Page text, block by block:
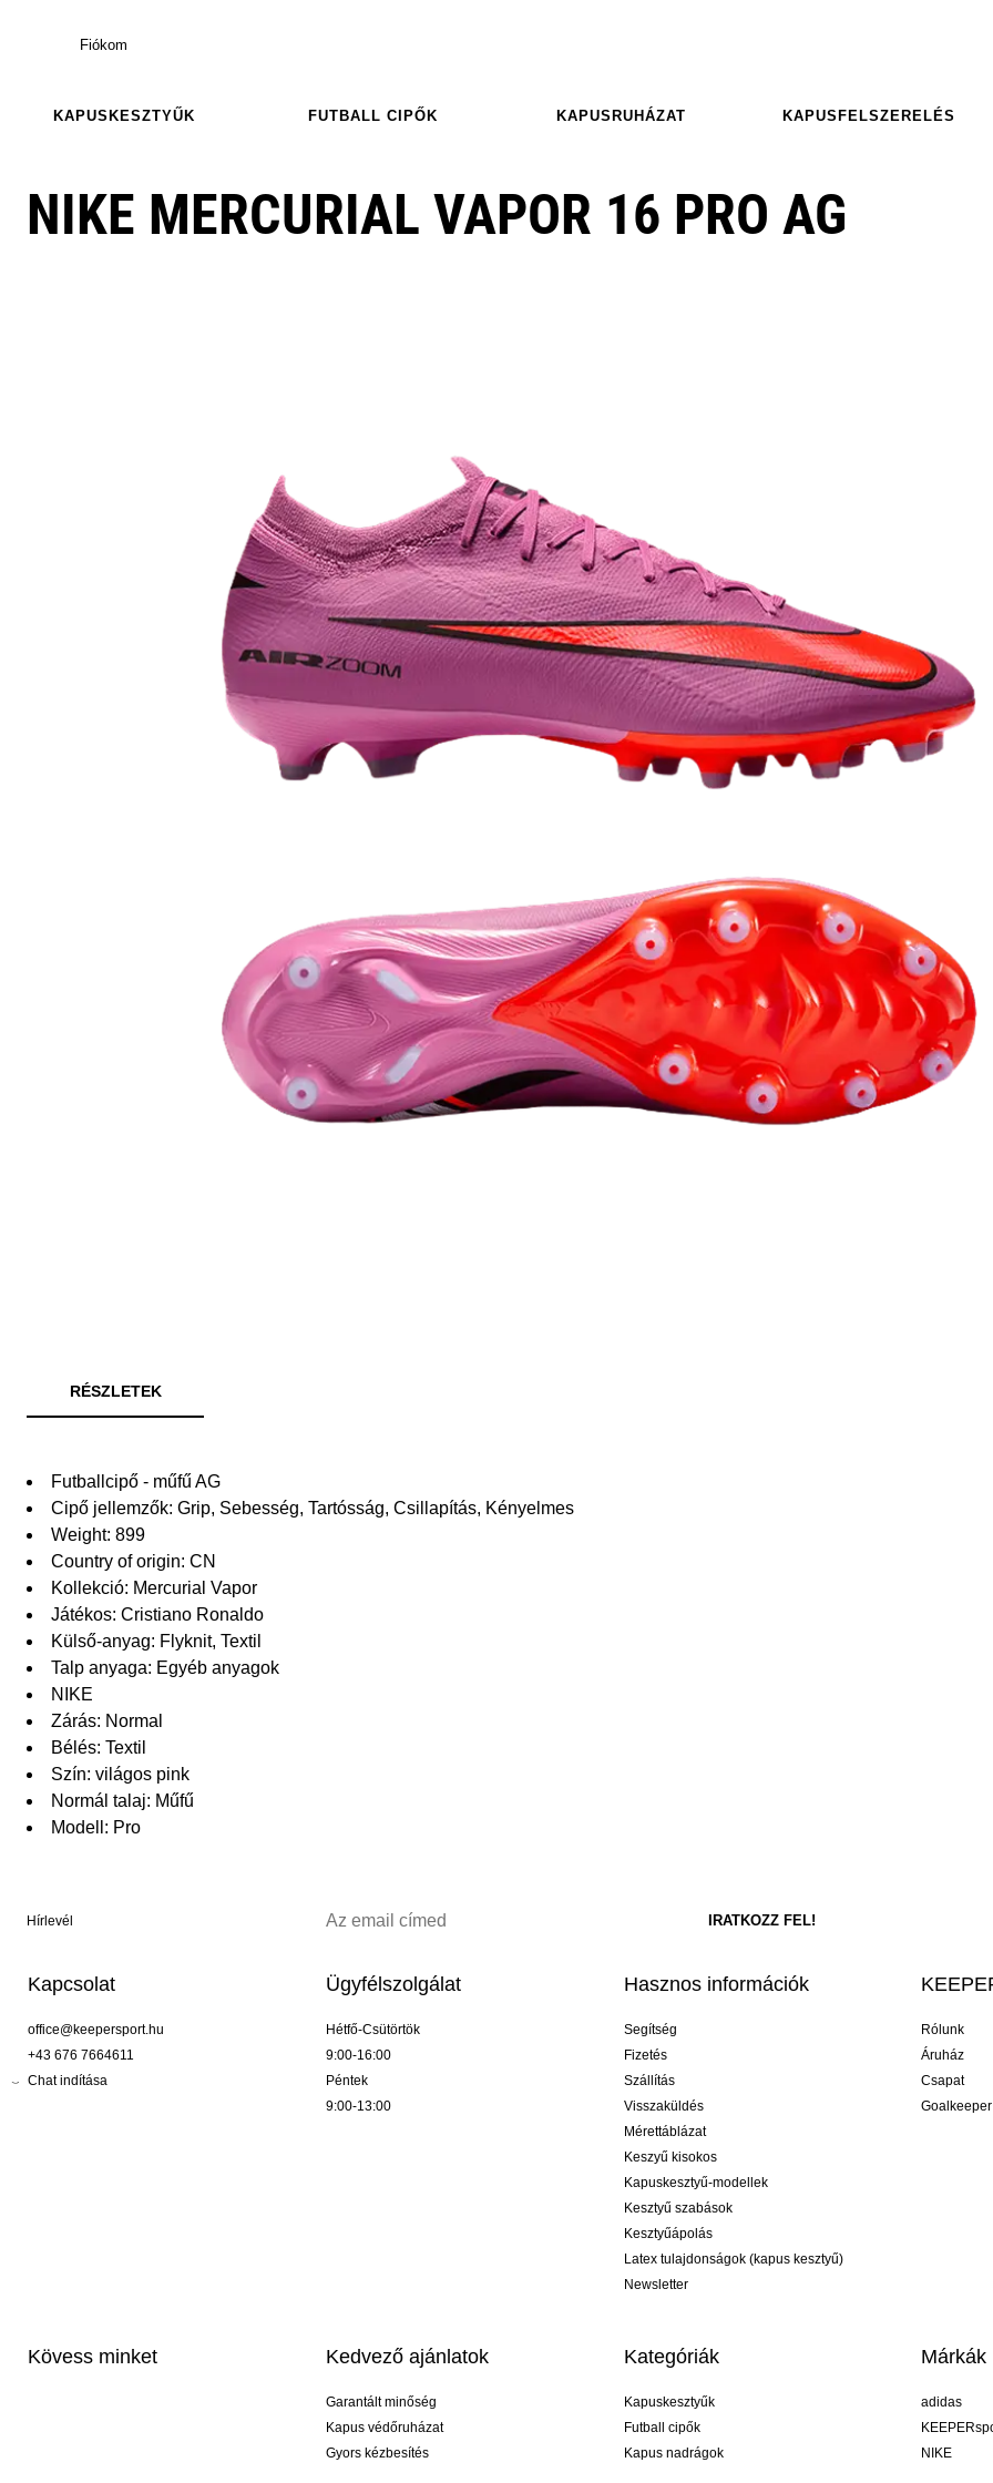
Fiókom
KAPUSKESZTYŰK FUTBALL CIPŐK KAPUSRUHÁZAT KAPUSFELSZERELÉS
NIKE MERCURIAL VAPOR 16 PRO AG
RÉSZLETEK
Futballcipő - műfű AG
Cipő jellemzők: Grip, Sebesség, Tartósság, Csillapítás, Kényelmes
Weight: 899
Country of origin: CN
Kollekció: Mercurial Vapor
Játékos: Cristiano Ronaldo
Külső-anyag: Flyknit, Textil
Talp anyaga: Egyéb anyagok
NIKE
Zárás: Normal
Bélés: Textil
Szín: világos pink
Normál talaj: Műfű
Modell: Pro
Hírlevél
Kapcsolat
office@keepersport.hu
+43 676 7664611
Chat indítása
Ügyfélszolgálat
Hétfő-Csütörtök
9:00-16:00
Péntek
9:00-13:00
Hasznos információk
Segítség
Fizetés
Szállítás
Visszaküldés
Mérettáblázat
Keszyű kisokos
Kapuskesztyű-modellek
Kesztyű szabások
Kesztyűápolás
Latex tulajdonságok (kapus kesztyű)
Newsletter
Rólunk
Áruház
Csapat
Kövess minket Kedvező ajánlatok
Garantált minőség
Kapus védőruházat
Gyors kézbesítés
Kategóriák
Kapuskesztyűk
Futball cipők
Kapus nadrágok
Márkák
adidas
NIKE